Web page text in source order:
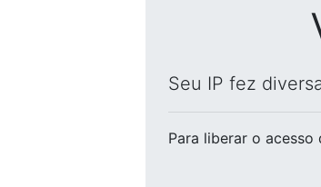
Seu IP fez
Para liberar o acesso